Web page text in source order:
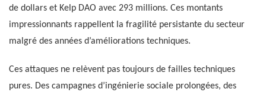
de dollars et Kelp DAO avec 293 millions. Ces montants
impressionnants rappellent la fragilité persistante du secteur
malgré des années d’améliorations techniques.
Ces attaques ne relèvent pas toujours de failles techniques
pures. Des campagnes d’ingénierie sociale prolongées, des